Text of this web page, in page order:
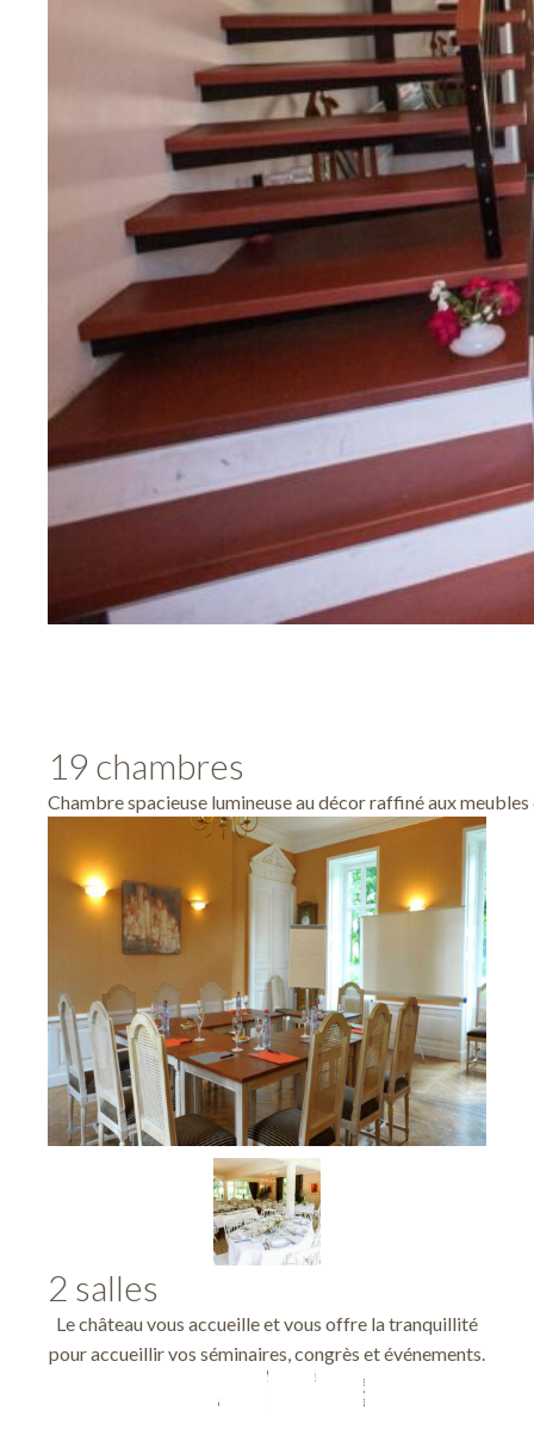
19 chambres
Chambre spacieuse lumineuse au décor raffiné aux
2 salles
Le château vous accueille et vous offre la tranquillité
pour accueillir vos séminaires, congrès et événements.